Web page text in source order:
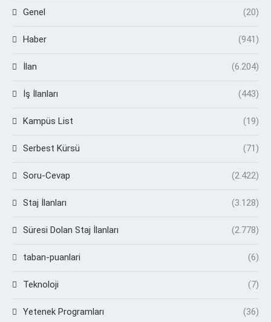
Genel (20)
Haber (941)
İlan (6.204)
İş İlanları (443)
Kampüs List (19)
Serbest Kürsü (71)
Soru-Cevap (2.422)
Staj İlanları (3.128)
Süresi Dolan Staj İlanları (2.778)
taban-puanlari (6)
Teknoloji (7)
Yetenek Programları (36)